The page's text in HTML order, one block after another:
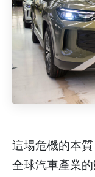
這場危機的本
全球汽車產業